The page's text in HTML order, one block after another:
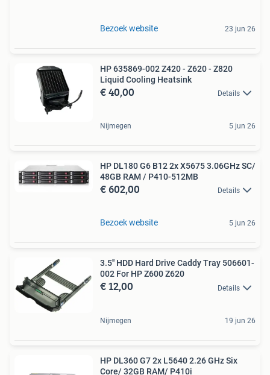
Bezoek website 23 jun 26
HP 635869-002 Z420 - Z620 - Z820
Liquid Cooling Heatsink
€ 40,00 Details
Nijmegen 5 jun 26
HP DL180 G6 B12 2x X5675 3.06GHz SC/
48GB RAM / P410-512MB
€ 602,00 Details
Bezoek website 5 jun 26
3.5'' HDD Hard Drive Caddy Tray 506601-
002 For HP Z600 Z620
€ 12,00 Details
Nijmegen 19 jun 26
HP DL360 G7 2x L5640 2.26 GHz Six
Core/ 32GB RAM/ P410i